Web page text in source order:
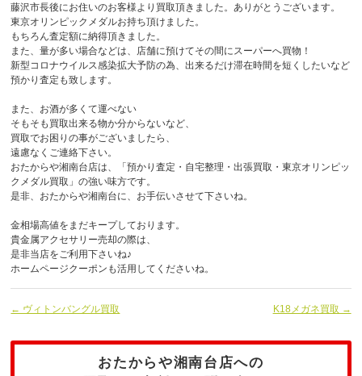
藤沢市長後にお住いのお客様より買取頂きました。ありがとうございます。
東京オリンピックメダルお持ち頂けました。
もちろん査定額に納得頂きました。
また、量が多い場合などは、店舗に預けてその間にスーパーへ買物！
新型コロナウイルス感染拡大予防の為、出来るだけ滞在時間を短くしたいなど
預かり査定も致します。
また、お酒が多くて運べない
そもそも買取出来る物か分からないなど、
買取でお困りの事がございましたら、
遠慮なくご連絡下さい。
おたからや湘南台店は、「預かり査定・自宅整理・出張買取・東京オリンピッ
クメダル買取」の強い味方です。
是非、おたからや湘南台に、お手伝いさせて下さいね。
金相場高値をまだキープしております。
貴金属アクセサリー売却の際は、
是非当店をご利用下さいね♪
ホームページクーポンも活用してくださいね。
← ヴィトンバングル買取 K18メガネ買取 →
おたからや湘南台店への